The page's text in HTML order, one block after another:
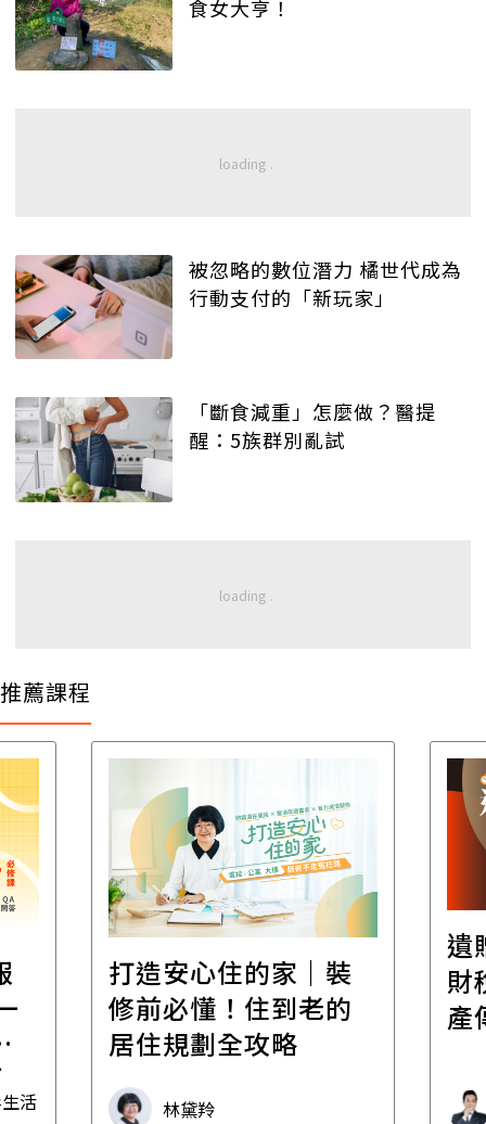
食女大亨！
被忽略的數位潛力 橘世代成為
行動支付的「新玩家」
「斷食減重」怎麼做？醫提
醒：5族群別亂試
推薦課程
活
打造安心住的家｜裝
修前必懂！住到老的
居住規劃全攻略
林黛羚
遺
財
產